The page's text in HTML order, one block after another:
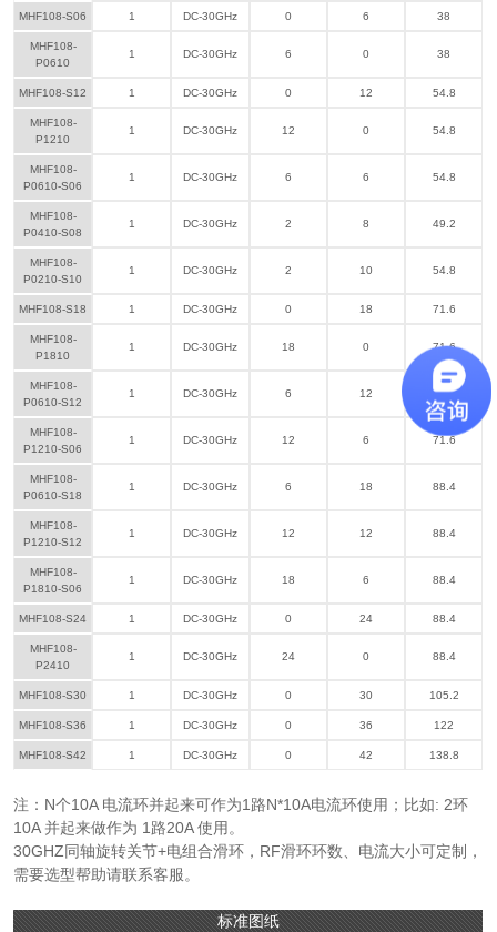
MHF108-S06 1 DC-30GHz 0 6 38
MHF108-
P0610
1 DC-30GHz 6 0 38
MHF108-S12 1 DC-30GHz 0 12 54.8
MHF108-
P1210
1 DC-30GHz 12 0 54.8
MHF108-
P0610-S06
1 DC-30GHz 6 6 54.8
MHF108-
P0410-S08
1 DC-30GHz 2 8 49.2
MHF108-
P0210-S10
1 DC-30GHz 2 10 54.8
MHF108-S18 1 DC-30GHz 0 18 71.6
MHF108-
P1810
1 DC-30GHz 18 0 71.6
MHF108-
P0610-S12
1 DC-30GHz 6 12 71.6
MHF108-
P1210-S06
1 DC-30GHz 12 6 71.6
MHF108-
P0610-S18
1 DC-30GHz 6 18 88.4
MHF108-
P1210-S12
1 DC-30GHz 12 12 88.4
MHF108-
P1810-S06
1 DC-30GHz 18 6 88.4
MHF108-S24 1 DC-30GHz 0 24 88.4
MHF108-
P2410
1 DC-30GHz 24 0 88.4
MHF108-S30 1 DC-30GHz 0 30 105.2
MHF108-S36 1 DC-30GHz 0 36 122
MHF108-S42 1 DC-30GHz 0 42 138.8
注：N个10A 电流环并起来可作为1路N*10A电流环使用；比如: 2环
10A 并起来做作为 1路20A 使用。
30GHZ同轴旋转关节+电组合滑环，RF滑环环数、电流大小可定制，
需要选型帮助请联系客服。
标准图纸